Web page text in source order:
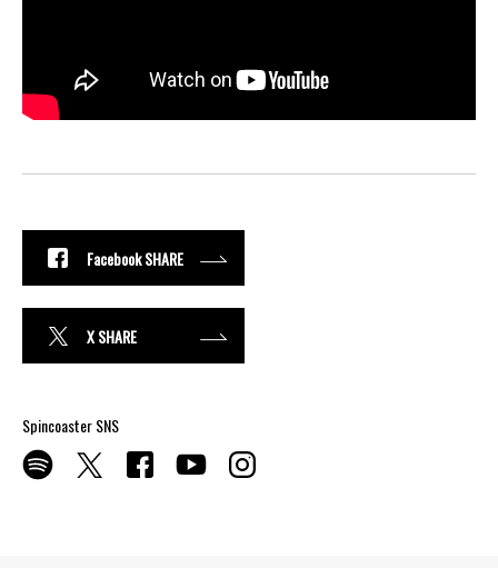
Facebook SHARE
X SHARE
Spincoaster SNS